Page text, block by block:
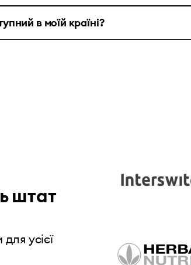
в моїй країні?
штат
усієї